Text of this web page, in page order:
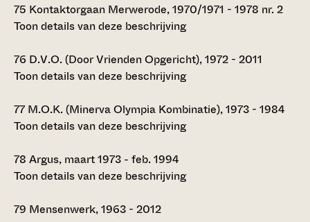
75 Kontaktorgaan Merwerode, 1970/1971 - 1978 nr. 2
Toon details van deze beschrijving
76 D.V.O. (Door Vrienden Opgericht), 1972 - 2011
Toon details van deze beschrijving
77 M.O.K. (Minerva Olympia Kombinatie), 1973 - 1984
Toon details van deze beschrijving
78 Argus, maart 1973 - feb. 1994
Toon details van deze beschrijving
79 Mensenwerk, 1963 - 2012